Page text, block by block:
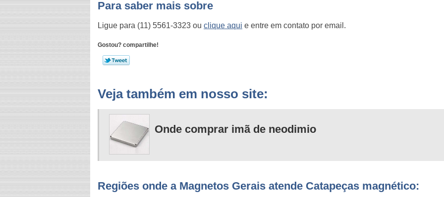
Para saber mais sobre
Ligue para (11) 5561-3323 ou clique aqui e entre em contato por email.
Gostou? compartilhe!
Veja também em nosso site:
Onde comprar imã de neodimio
Regiões onde a Magnetos Gerais atende Catapeças magnético: